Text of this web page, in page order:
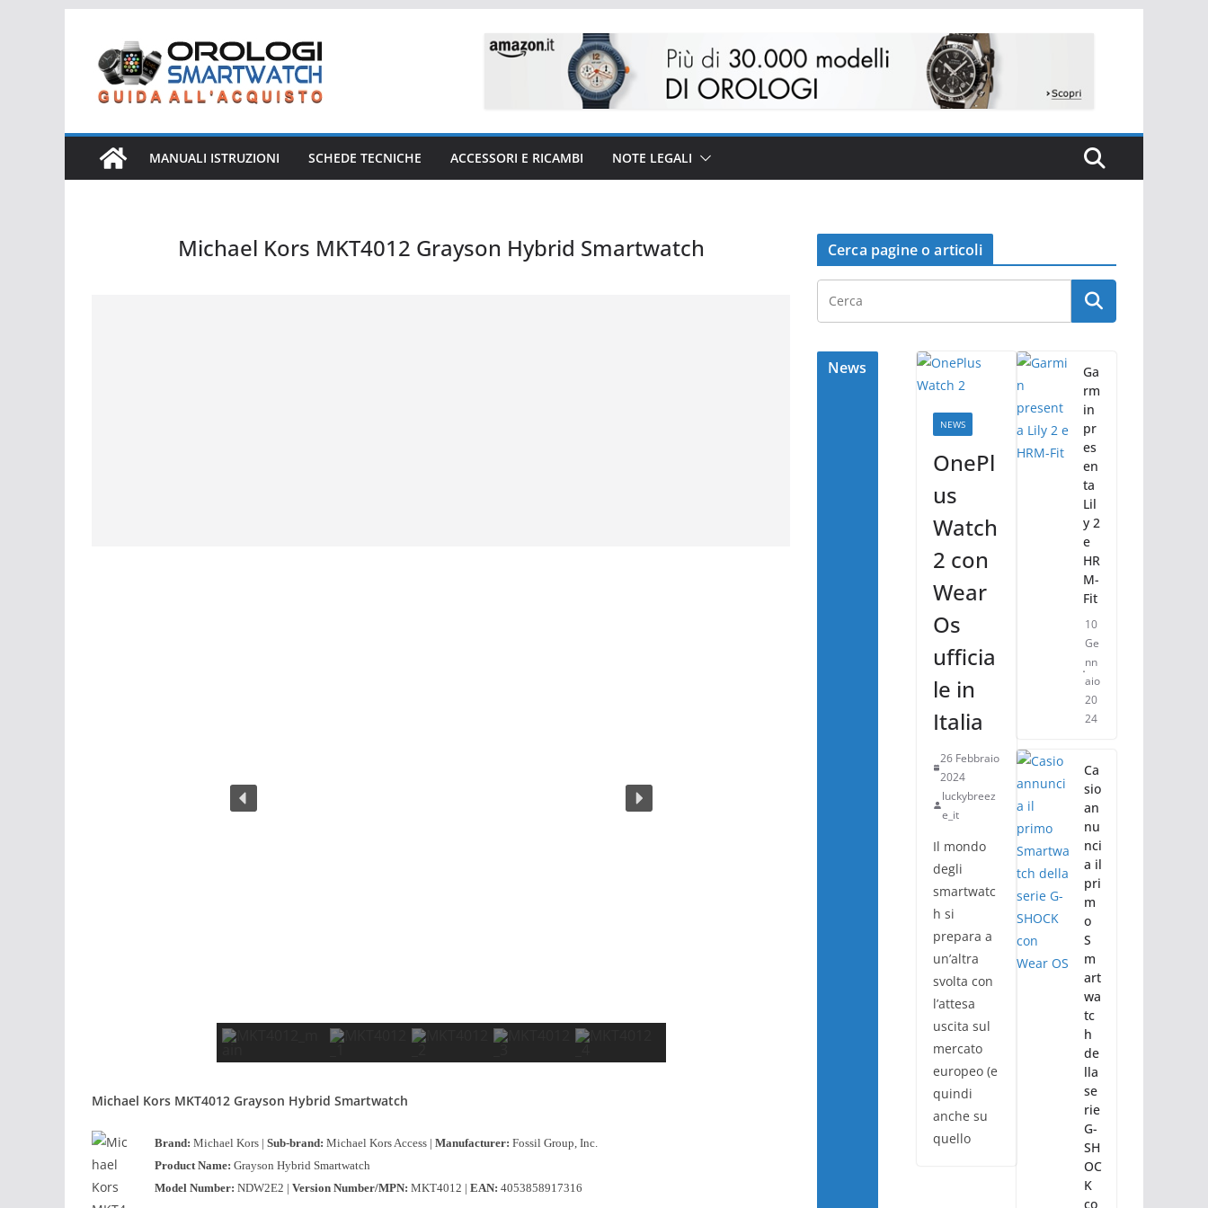
contenuto
MANUALI ISTRUZIONI SCHEDE TECNICHE ACCESSORI E RICAMBI NOTE LEGALI
Michael Kors MKT4012 Grayson Hybrid Smartwatch
Michael Kors MKT4012 Grayson Hybrid Smartwatch
Brand: Michael Kors | Sub-brand: Michael Kors Access | Manufacturer: Fossil Group, Inc.
ProductName: Grayson Hybrid Smartwatch
Model Number: NDW2E2 | Version Number/MPN: MKT4012 | EAN: 4053858917316
Cerca pagine o articoli
News
NEWS
OnePl
us
Watch
2 con
Wear
Os
ufficia
le in
Italia
26 Febbraio
2024
luckybreez
e_it
Il mondo
degli
smartwatc
h si
prepara a
un’altra
svolta con
l’attesa
uscita sul
mercato
europeo (e
quindi
anche su
quello
Ga
rm
in
pr
es
en
ta
Lil
y 2
e
HR
M-
Fit
10
Ge
nn
aio
20
24
Ca
sio
an
nu
nci
a il
pri
m
o
S
m
art
wa
tc
h
de
lla
se
rie
G-
SH
OC
K
co